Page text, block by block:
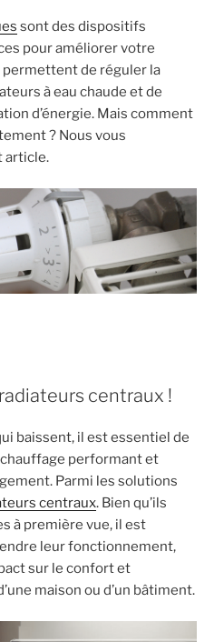
sont des dispositifs
pour améliorer votre
de réguler la
à eau chaude et de
d’énergie. Mais comment
? Nous vous
article.
centraux !
baissent, il est essentiel de
performant et
Parmi les solutions
centraux. Bien qu’ils
à première vue, il est
leur fonctionnement,
sur le confort et
maison ou d’un bâtiment.